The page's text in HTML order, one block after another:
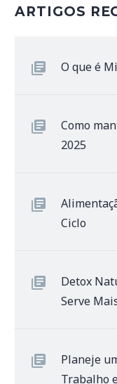
ARTIGOS
O que é
Como
2025
Ciclo
Detox
Serve
Planeje
Trabalho